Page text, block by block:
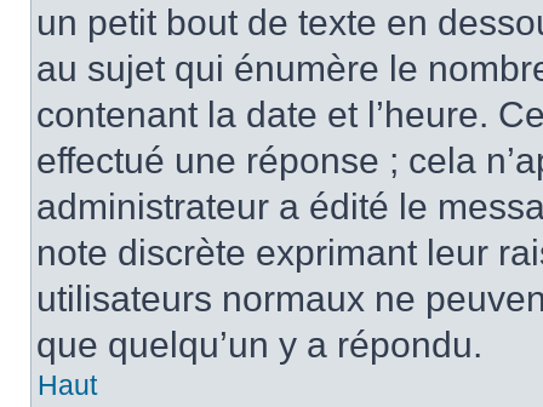
un petit bout de texte en
au sujet qui énumère le
contenant la date et l’heure.
effectué une réponse ; cela
administrateur a édité le
note discrète exprimant leur
utilisateurs normaux ne
que quelqu’un y a répondu.
Haut